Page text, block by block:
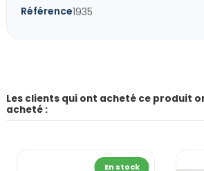
Référence1935
Les clients qui ont acheté ce produit
acheté :
En stock